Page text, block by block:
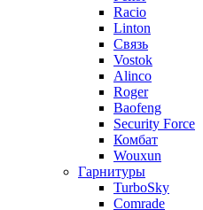
Racio
Linton
Связь
Vostok
Alinco
Roger
Baofeng
Security Force
Комбат
Wouxun
Гарнитуры
TurboSky
Comrade